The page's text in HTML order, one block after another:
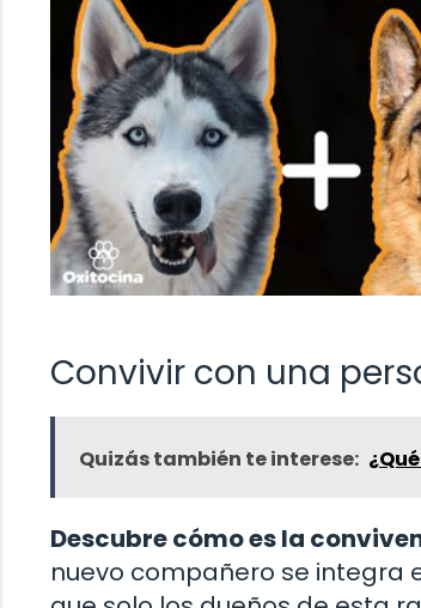
Convivir con una
Quizás también te interese:
Descubre cómo es la
nuevo compañero se integra